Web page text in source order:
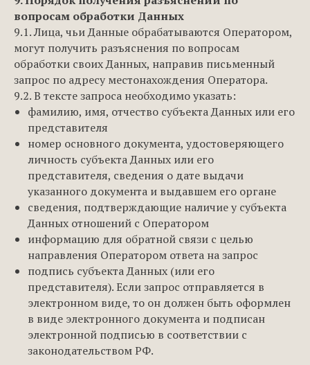
вопросам обработки Данных
9.1. Лица, чьи Данные обрабатываются Оператором,
могут получить разъяснения по вопросам
обработки своих Данных, направив письменный
запрос по адресу местонахождения Оператора.
9.2. В тексте запроса необходимо указать:
фамилию, имя, отчество субъекта Данных или его
представителя
номер основного документа, удостоверяющего
личность субъекта Данных или его
представителя, сведения о дате выдачи
указанного документа и выдавшем его органе
сведения, подтверждающие наличие у субъекта
Данных отношений с Оператором
информацию для обратной связи с целью
направления Оператором ответа на запрос
подпись субъекта Данных (или его
представителя). Если запрос отправляется в
электронном виде, то он должен быть оформлен
в виде электронного документа и подписан
электронной подписью в соответствии с
законодательством РФ.